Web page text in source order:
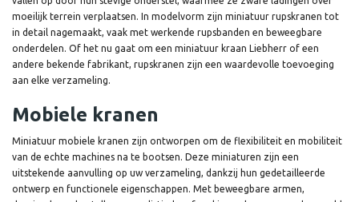
moeilijk terrein verplaatsen. In modelvorm zijn miniatuur rupskranen tot
in detail nagemaakt, vaak met werkende rupsbanden en beweegbare
onderdelen. Of het nu gaat om een miniatuur kraan Liebherr of een
andere bekende fabrikant, rupskranen zijn een waardevolle toevoeging
aan elke verzameling.
Mobiele kranen
Miniatuur mobiele kranen zijn ontworpen om de flexibiliteit en mobiliteit
van de echte machines na te bootsen. Deze miniaturen zijn een
uitstekende aanvulling op uw verzameling, dankzij hun gedetailleerde
ontwerp en functionele eigenschappen. Met beweegbare armen,